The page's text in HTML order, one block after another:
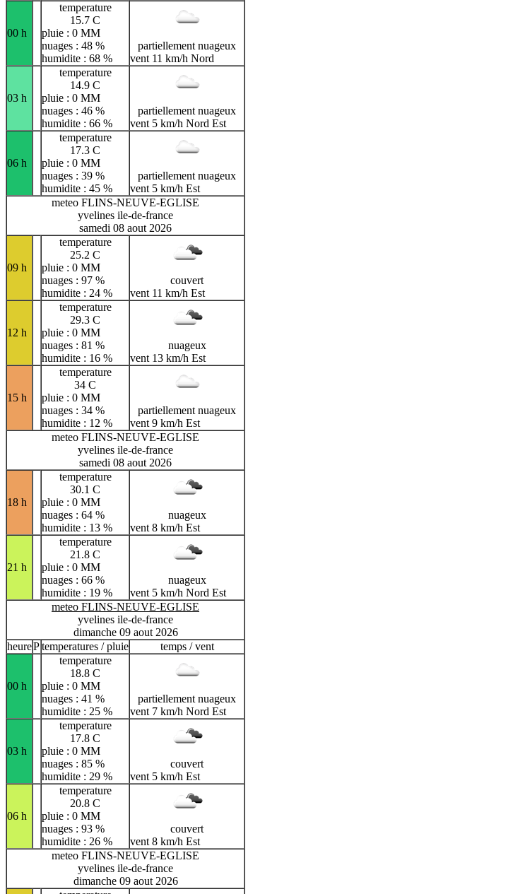
00 h
temperature
15.7 C
pluie : 0 MM
nuages : 48 %
humidite : 68 %
partiellement nuageux
vent 11 km/h Nord
03 h
temperature
14.9 C
pluie : 0 MM
nuages : 46 %
humidite : 66 %
partiellement nuageux
vent 5 km/h Nord Est
06 h
temperature
17.3 C
pluie : 0 MM
nuages : 39 %
humidite : 45 %
partiellement nuageux
vent 5 km/h Est
meteo FLINS-NEUVE-EGLISE
yvelines ile-de-france
samedi 08 aout 2026
09 h
temperature
25.2 C
pluie : 0 MM
nuages : 97 %
humidite : 24 %
couvert
vent 11 km/h Est
12 h
temperature
29.3 C
pluie : 0 MM
nuages : 81 %
humidite : 16 %
nuageux
vent 13 km/h Est
15 h
temperature
34 C
pluie : 0 MM
nuages : 34 %
humidite : 12 %
partiellement nuageux
vent 9 km/h Est
meteo FLINS-NEUVE-EGLISE
yvelines ile-de-france
samedi 08 aout 2026
18 h
temperature
30.1 C
pluie : 0 MM
nuages : 64 %
humidite : 13 %
nuageux
vent 8 km/h Est
21 h
temperature
21.8 C
pluie : 0 MM
nuages : 66 %
humidite : 19 %
nuageux
vent 5 km/h Nord Est
meteo FLINS-NEUVE-EGLISE
yvelines ile-de-france
dimanche 09 aout 2026
heurePtemperatures / pluie temps / vent
00 h
temperature
18.8 C
pluie : 0 MM
nuages : 41 %
humidite : 25 %
partiellement nuageux
vent 7 km/h Nord Est
03 h
temperature
17.8 C
pluie : 0 MM
nuages : 85 %
humidite : 29 %
couvert
vent 5 km/h Est
06 h
temperature
20.8 C
pluie : 0 MM
nuages : 93 %
humidite : 26 %
couvert
vent 8 km/h Est
meteo FLINS-NEUVE-EGLISE
yvelines ile-de-france
dimanche 09 aout 2026